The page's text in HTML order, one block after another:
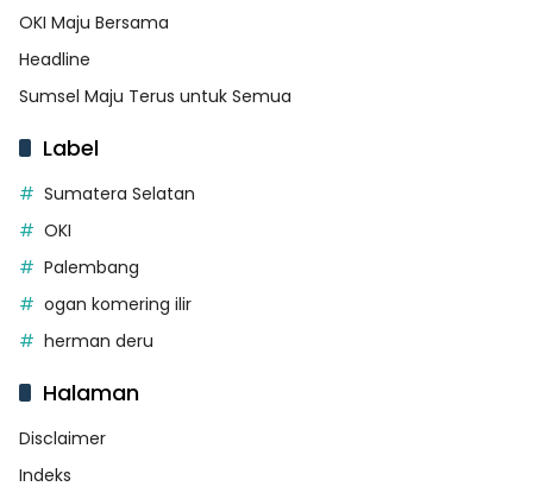
OKI Maju Bersama
Headline
Sumsel Maju Terus untuk Semua
Label
Sumatera Selatan
OKI
Palembang
ogan komering ilir
herman deru
Halaman
Disclaimer
Indeks